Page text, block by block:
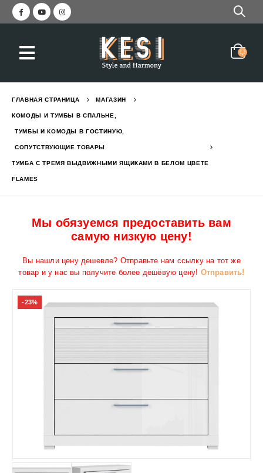
ГЛАВНАЯ СТРАНИЦА МАГАЗИН
КОМОДЫ И ТУМБЫ В СПАЛЬНЕ
ТУМБЫ И КОМОДЫ В ГОСТИНУЮ
СОПУТСТВУЮЩИЕ ТОВАРЫ
ТУМБА С ТРЕМЯ ВЫДВИЖНЫМИ ЯЩИКАМИ В БЕЛОМ ЦВЕТЕ
FLAMES
Мы обязуемся предоставить вам
самую низкую цену!
Вы нашли цену дешевле? Отправьте нам ссылку на тот же
товар и у нас вы получите более дешёвую цену! Отправить!
-23%
и вешалкой STELLA
вешалкой и зеркалом GREEN
ящиком и полками EVEREST L
Красивая прихожая с
Кровать двухъярусная